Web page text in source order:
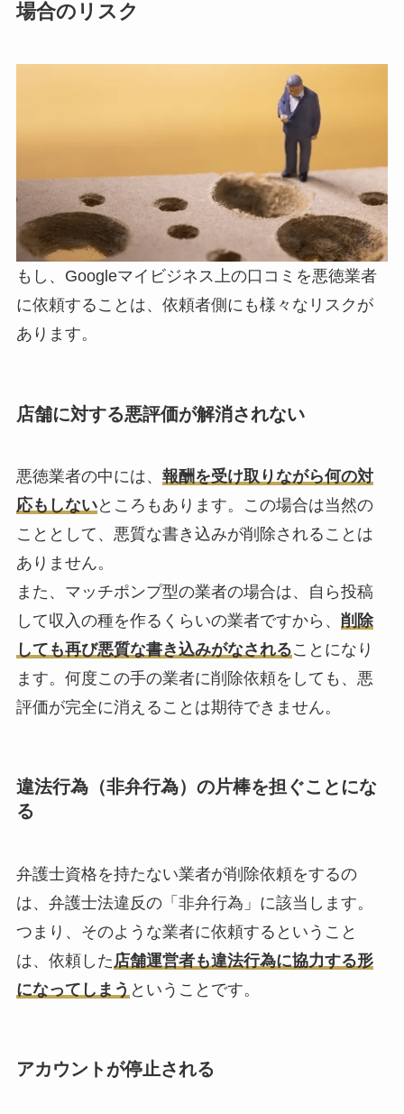
場合のリスク
もし、Googleマイビジネス上の口コミを悪徳業者
に依頼することは、依頼者側にも様々なリスクが
あります。
店舗に対する悪評価が解消されない
悪徳業者の中には、 報酬を受け取りながら何の対
応もしないところもあります。この場合は当然の
こととして、悪質な書き込みが削除されることは
ありません。
また、マッチポンプ型の業者の場合は、自ら投稿
して収入の種を作るくらいの業者ですから、 削除
しても再び悪質な書き込みがなされることになり
ます。何度この手の業者に削除依頼をしても、悪
評価が完全に消えることは期待できません。
違法行為（非弁行為）の片棒を担ぐことにな
る
弁護士資格を持たない業者が削除依頼をするの
は、弁護士法違反の「非弁行為」に該当します。
つまり、そのような業者に依頼するということ
は、依頼した 店舗運営者も違法行為に協力する形
になってしまう ということです。
アカウントが停止される